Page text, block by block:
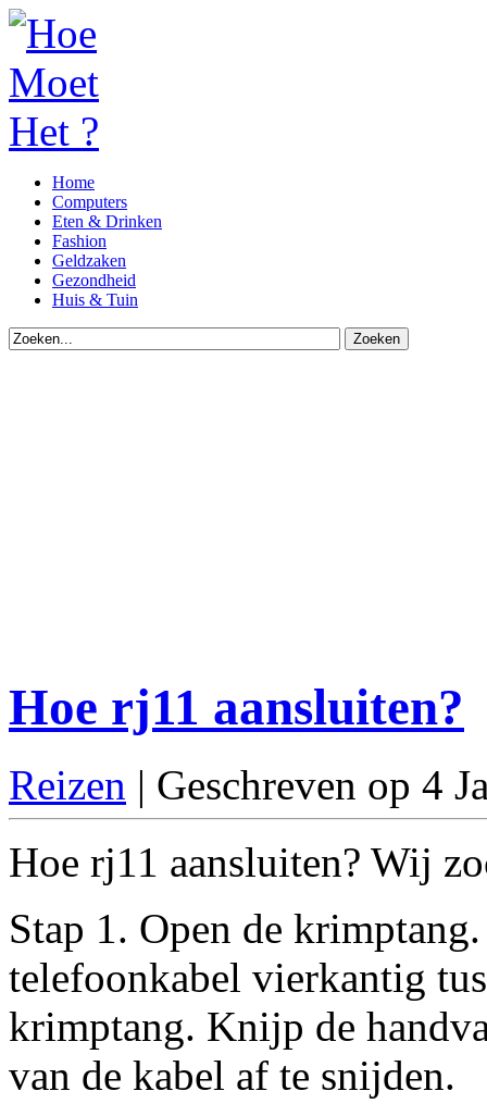
Home
Computers
Eten & Drinken
Fashion
Geldzaken
Gezondheid
Huis & Tuin
Hoe rj11 aansluiten?
Reizen | Geschreven op 4
Hoe rj11 aansluiten? Wij
Stap 1. Open de
telefoonkabel vierkantig
krimptang. Knijp de
van de kabel af te snijden.